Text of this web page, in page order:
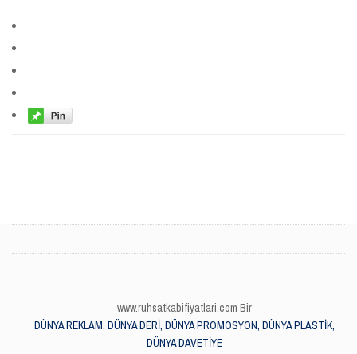
www.ruhsatkabifiyatlari.com Bir
DÜNYA REKLAM, DÜNYA DERİ, DÜNYA PROMOSYON, DÜNYA PLASTİK,
DÜNYA DAVETİYE